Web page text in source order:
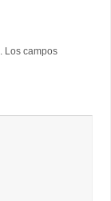
Los campos